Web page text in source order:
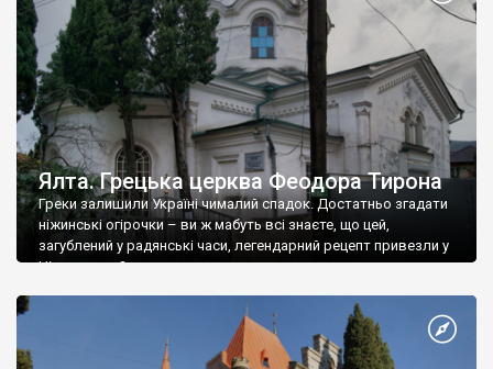
Ялта. Грецька церква Феодора Тирона
Греки залишили Україні чималий спадок. Достатньо згадати
ніжинські огірочки – ви ж мабуть всі знаєте, що цей,
загублений у радянські часи, легендарний рецепт привезли у
Ніжин греки?